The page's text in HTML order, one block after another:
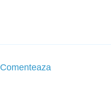
Comenteaza